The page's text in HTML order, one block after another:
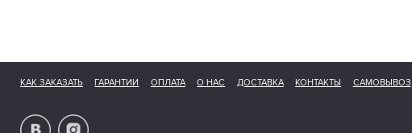
КАК ЗАКАЗАТЬ ГАРАНТИИ ОПЛАТА О НАС ДОСТАВКА КОНТАКТЫ САМОВЫВОЗ